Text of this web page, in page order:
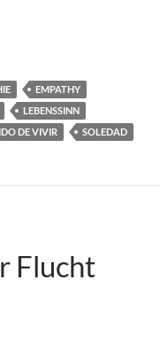
EMPATHY
LEBENSSINN
DE VIVIR SOLEDAD
Flucht